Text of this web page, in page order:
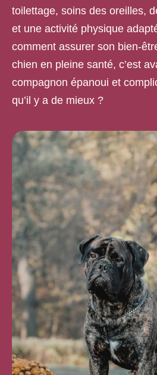
toilettage, soins des oreilles,
et une activité physique
comment assurer son bien-
chien en pleine santé, c’est
compagnon épanoui et
qu’il y a de mieux ?